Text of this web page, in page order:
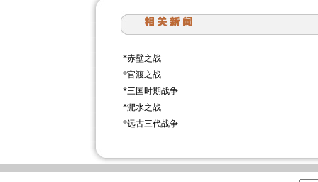
*赤壁之战
*官渡之战
*三国时期战争
*淝水之战
*远古三代战争